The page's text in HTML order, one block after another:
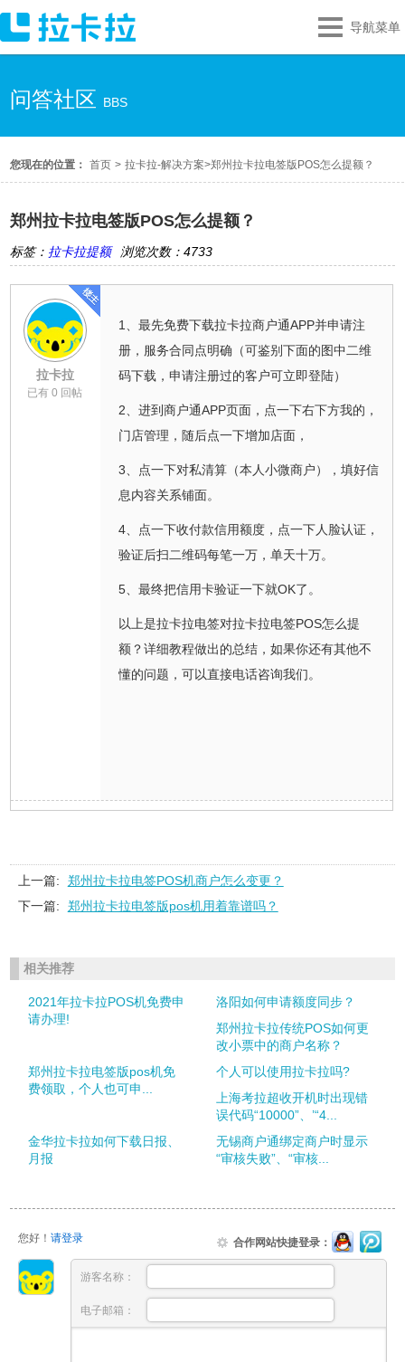
导航菜单
问答社区 BBS
您现在的位置： 首页 > 拉卡拉-解决方案>郑州拉卡拉电签版POS怎么提额？
郑州拉卡拉电签版POS怎么提额？
标签： 拉卡拉提额 浏览次数：4733
拉卡拉
已有 0 回帖
1、最先免费下载拉卡拉商户通APP并申请注
册，服务合同点明确（可鉴别下面的图中二维
码下载，申请注册过的客户可立即登陆）
2、进到商户通APP页面，点一下右下方我的，
门店管理，随后点一下增加店面，
3、点一下对私清算（本人小微商户），填好信
息内容关系铺面。
4、点一下收付款信用额度，点一下人脸认证，
验证后扫二维码每笔一万，单天十万。
5、最终把信用卡验证一下就OK了。
以上是拉卡拉电签对拉卡拉电签POS怎么提
额？详细教程做出的总结，如果你还有其他不
懂的问题，可以直接电话咨询我们。
上一篇:
郑州拉卡拉电签POS机商户怎么变更？
下一篇:
郑州拉卡拉电签版pos机用着靠谱吗？
相关推荐
2021年拉卡拉POS机免费申
请办理!
洛阳如何申请额度同步？
郑州拉卡拉传统POS如何更
改小票中的商户名称？
郑州拉卡拉电签版pos机免
费领取，个人也可申...
个人可以使用拉卡拉吗?
上海考拉超收开机时出现错
误代码“10000”、’“4...
金华拉卡拉如何下载日报、
月报
无锡商户通绑定商户时显示
“审核失败”、“审核...
您好！ 请登录 合作网站快捷登录：
游客名称：
电子邮箱：